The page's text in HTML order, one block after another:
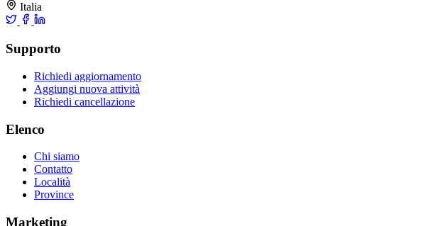
Italia
Supporto
Richiedi aggiornamento
Aggiungi nuova attività
Richiedi cancellazione
Elenco
Chi siamo
Contatto
Località
Province
Marketing